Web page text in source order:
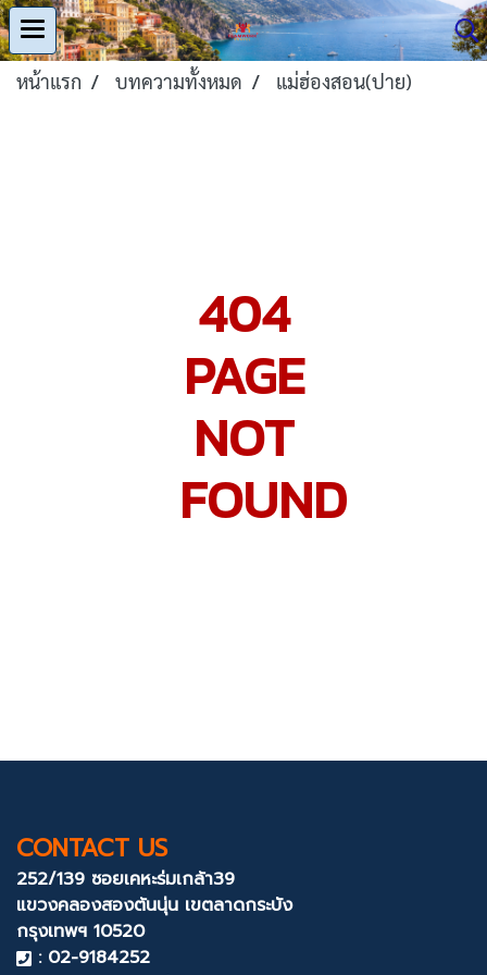
หน้าแรก บทความทั้งหมด แม่ฮ่องสอน(ปาย)
404
PAGE
NOT
FOUND
CONTACT US
252/139 ซอยเคหะร่มเกล้า39
แขวงคลองสองต้นนุ่น เขตลาดกระบัง
กรุงเทพฯ 10520
: 02-9184252